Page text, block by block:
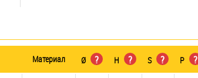
Материал Ø ? H ? S ? P ?